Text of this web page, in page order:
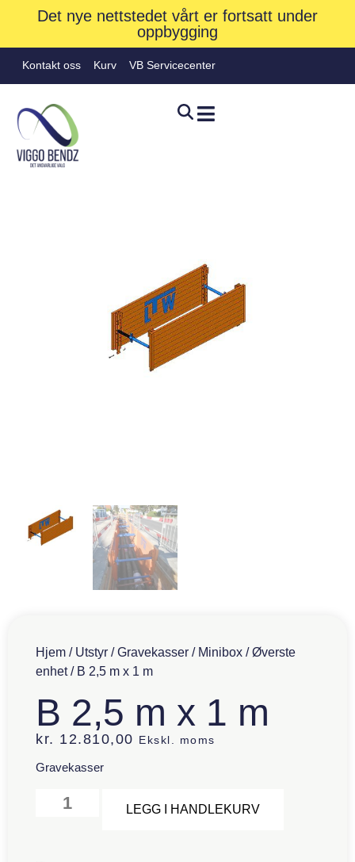
Det nye nettstedet vårt er fortsatt under
oppbygging
Kontakt oss Kurv VB Servicecenter
Hjem / Utstyr /Gravekasser / Minibox /Øverste
enhet/ B 2,5 m x 1 m
B 2,5 m x 1 m
kr. 12.810,00 Ekskl. moms
Gravekasser
LEGG I HANDLEKURV